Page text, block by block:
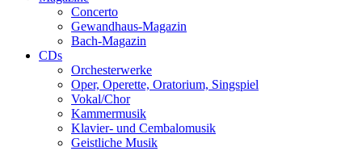
Concerto
Gewandhaus-Magazin
Bach-Magazin
CDs
Orchesterwerke
Oper, Operette, Oratorium, Singspiel
Vokal/Chor
Kammermusik
Klavier- und Cembalomusik
Geistliche Musik